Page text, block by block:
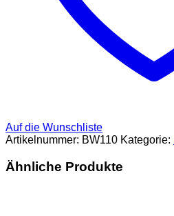
Auf die Wunschliste
Artikelnummer: BW110 Kategorie:
Ähnliche Produkte